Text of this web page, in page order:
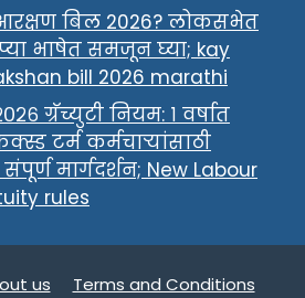
बिल 2026? लोकसभेत
भाषेत समजून घ्या; kay
bill 2026 marathi
ग्रॅच्युटी नियम: १ वर्षात
टर्म कर्मचाऱ्यांसाठी
मार्गदर्शन; New Labour
rules
us Terms and Conditions